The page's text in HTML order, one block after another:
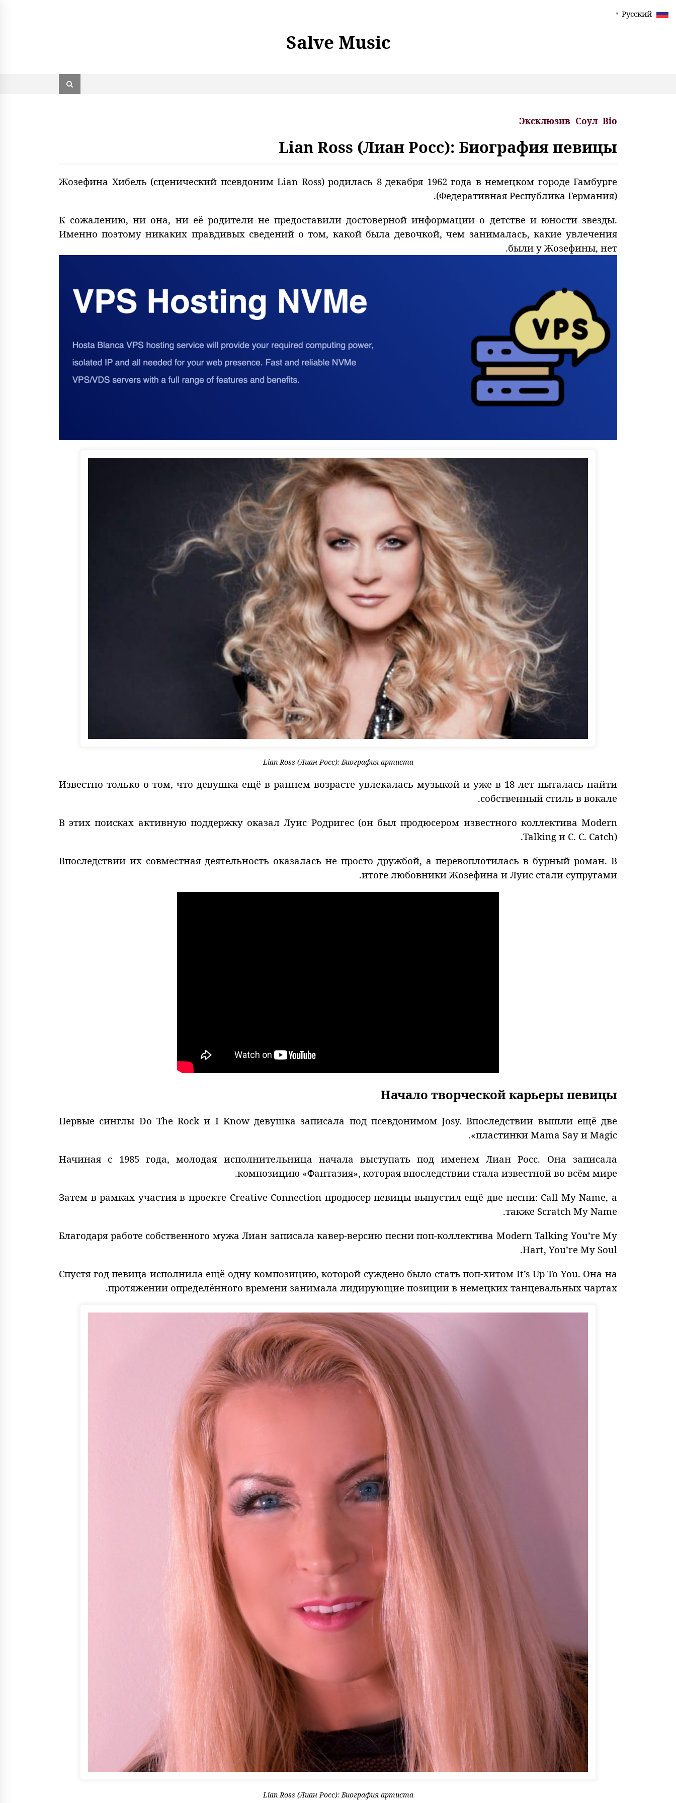
Salve Music
Bio
Соул
Эксклюзив
Lian Ross (Лиан Росс): Биография певицы
Жозефина Хибель (сценический псевдоним Lian Ross) родилась 8 декабря 1962 года в немецком городе Гамбурге
(Федеративная Республика Германия).
К сожалению, ни она, ни её родители не предоставили достоверной информации о детстве и юности звезды.
Именно поэтому никаких правдивых сведений о том, какой была девочкой, чем занималась, какие увлечения
были у Жозефины, нет.
Lian Ross (Лиан Росс): Биография артиста
Известно только о том, что девушка ещё в раннем возрасте увлекалась музыкой и уже в 18 лет пыталась найти
собственный стиль в вокале.
В этих поисках активную поддержку оказал Луис Родригес (он был продюсером известного коллектива Modern
Talking и C. C. Catch).
Впоследствии их совместная деятельность оказалась не просто дружбой, а перевоплотилась в бурный роман. В
итоге любовники Жозефина и Луис стали супругами.
Начало творческой карьеры певицы
Первые синглы Do The Rock и I Know девушка записала под псевдонимом Josy. Впоследствии вышли ещё две
пластинки Mama Say и Magic».
Начиная с 1985 года, молодая исполнительница начала выступать под именем Лиан Росс. Она записала
композицию «Фантазия», которая впоследствии стала известной во всём мире.
Затем в рамках участия в проекте Creative Connection продюсер певицы выпустил ещё две песни: Call My Name, а
также Scratch My Name.
Благодаря работе собственного мужа Лиан записала кавер-версию песни поп-коллектива Modern Talking You’re My
Hart, You’re My Soul.
Спустя год певица исполнила ещё одну композицию, которой суждено было стать поп-хитом It’s Up To You. Она на
протяжении определённого времени занимала лидирующие позиции в немецких танцевальных чартах.
Lian Ross (Лиан Росс): Биография артиста
Русский
▼